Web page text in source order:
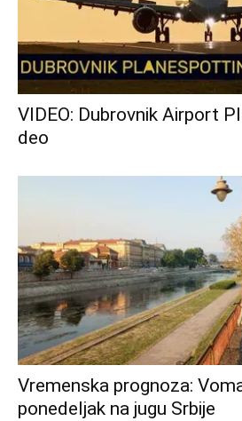
VIDEO: Dubrovnik Airport
deo
Vremenska prognoza:
ponedeljak na jugu Srbije